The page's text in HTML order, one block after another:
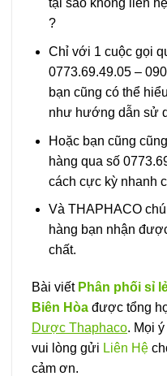
tại sao không liên
?
Chỉ với 1 cuộc gọi
0773.69.49.05 –
bạn cũng có thể
như hướng dẫn sử
Hoặc bạn cũng
hàng qua số
cách cực kỳ nhanh
Và THAPHACO
hàng bạn nhận
chất.
Bài viết Phân phối sỉ
Biên Hòa được tổng
Dược Thaphaco. Mọi
vui lòng gửi Liên Hệ
cảm ơn.